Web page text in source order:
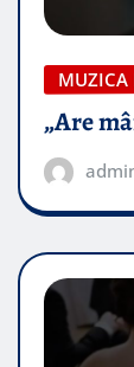
MUZICA
„Are